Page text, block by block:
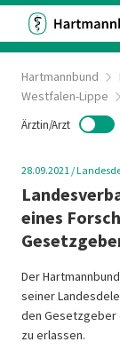
Hartmannbund
Westfalen-Lippe
Ärztin/Arzt
28.09.2021 /
eines
Der
seiner
den
zu erlassen.